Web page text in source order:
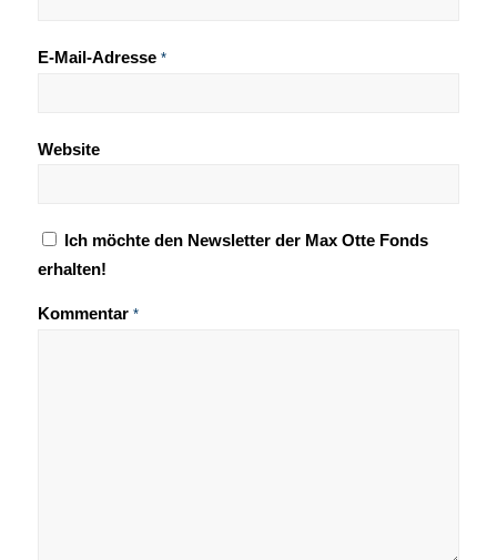
E-Mail-Adresse *
Website
Ich möchte den Newsletter der Max Otte Fonds
erhalten!
Kommentar *